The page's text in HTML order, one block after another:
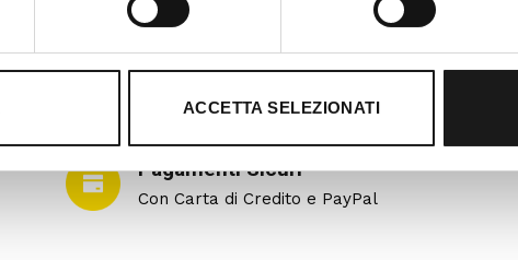
ACCETTA SELEZIONATI
Pagamenti Sicuri
Con Carta di Credito e PayPal